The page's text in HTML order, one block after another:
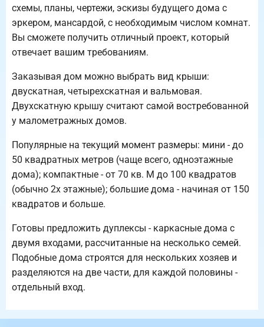
схемы, планы, чертежи, эскизы будущего дома с
эркером, мансардой, с необходимым числом комнат.
Вы сможете получить отличный проект, который
отвечает вашим требованиям.
Заказывая дом можно выбрать вид крыши:
двускатная, четырехскатная и вальмовая.
Двухскатную крышу считают самой востребованной
у малометражных домов.
Популярные на текущий момент размеры: мини - до
50 квадратных метров (чаще всего, одноэтажные
дома); компактные - от 70 кв. М до 100 квадратов
(обычно 2х этажные); большие дома - начиная от 150
квадратов и больше.
Готовы предложить дуплексы - каркасные дома с
двумя входами, рассчитанные на несколько семей.
Подобные дома строятся для нескольких хозяев и
разделяются на две части, для каждой половины -
отдельный вход.